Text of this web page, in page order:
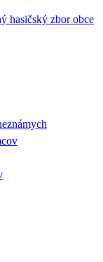
hasičský zbor obce